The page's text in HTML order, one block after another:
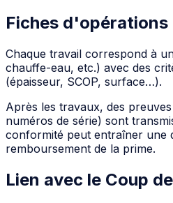
Fiches d'opérations
Chaque travail correspond à
chauffe-eau, etc.) avec des
(épaisseur, SCOP, surface…).
Après les travaux, des
numéros de série) sont
conformité peut entraîner une
remboursement de la prime.
Lien avec le Coup